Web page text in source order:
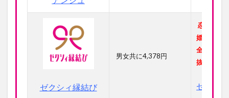
ゼクシィ縁結び
男女共に4,378円
恋活感覚
婚活がで
全なアプ
抜群！
ゼクシ